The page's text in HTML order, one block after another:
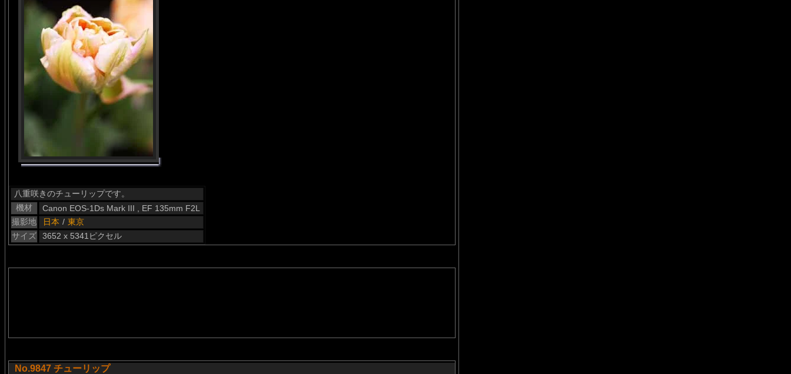
八重咲きのチューリップです。
機材
Canon EOS-1Ds Mark III , EF 135mm F2L
撮影地
日本 / 東京
サイズ
3652 x 5341ピクセル
No.9847 チューリップ